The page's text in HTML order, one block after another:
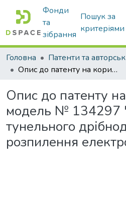
Фонди
та
зібрання
Пошук за
критеріями
Головна
Опис до патенту на корисну модель № 134297 "Пристрій тунельного дрібнодисперсного розпилення електроаерозолів"
Опис до патенту
модель № 134297
тунельного
розпилення